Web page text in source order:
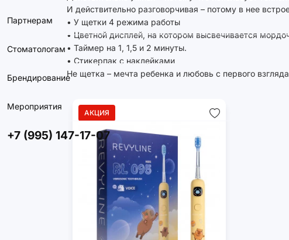
Партнерам
Стоматологам
Брендирование
Мероприятия
+7 (995) 147-17-07
И действительно разговорчивая – потому в нее
• У щетки 4 режима работы
• Цветной дисплей, на котором высвечивается
• Таймер на 1, 1,5 и 2 минуты.
• Стикерпак с наклейками
Не щетка – мечта ребенка и любовь с первого
АКЦИЯ